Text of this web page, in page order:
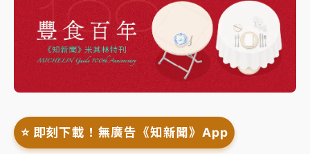
⭐️ 即刻下載！無廣告《知新聞》App